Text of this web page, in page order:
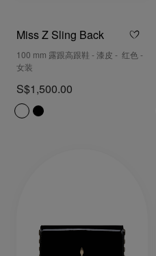
Miss Z Sling Back
100 mm 露跟高跟鞋 - 漆皮 - 红色 -
女装
S$1,500.00